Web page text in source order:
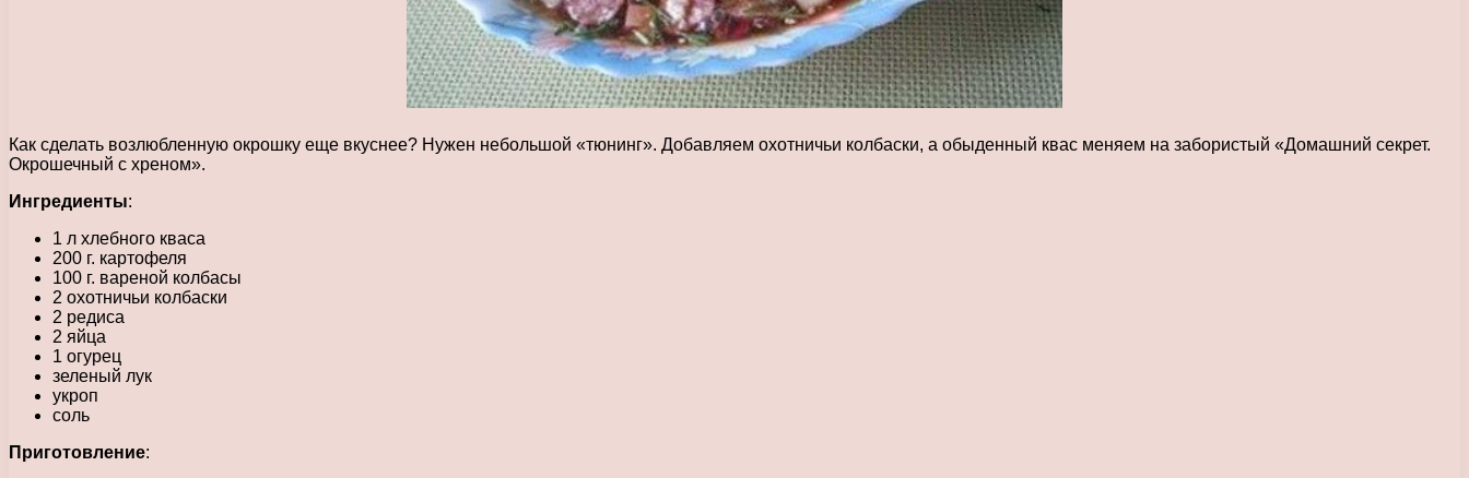
Как сделать возлюбленную окрошку еще вкуснее? Нужен небольшой «тюнинг». Добавляем охотничьи колбаски, а обыденный квас меняем на забористый «Домашний секрет.
Окрошечный с хреном».
Ингредиенты:
1 л хлебного кваса
200 г. картофеля
100 г. вареной колбасы
2 охотничьи колбаски
2 редиса
2 яйца
1 огурец
зеленый лук
укроп
соль
Приготовление: